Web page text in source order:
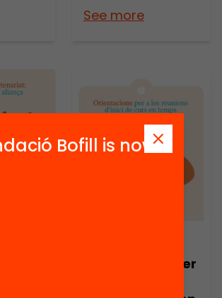
See more
les
Orientacions per
Bofill is now